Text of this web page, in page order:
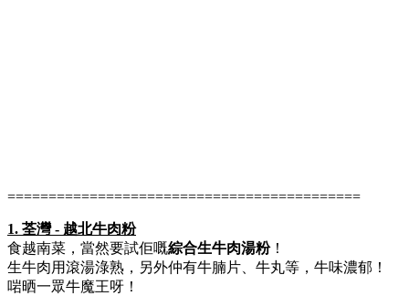
===========================================
1. 荃灣 - 越北牛肉粉
食越南菜，當然要試佢嘅綜合生牛肉湯粉！
生牛肉用滾湯淥熟，另外仲有牛腩片、牛丸等，牛味濃郁！
啱晒一眾牛魔王呀！